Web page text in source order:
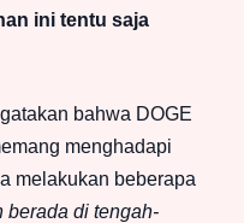
ini tentu saja
bahwa DOGE
menghadapi
melakukan beberapa
berada di tengah-